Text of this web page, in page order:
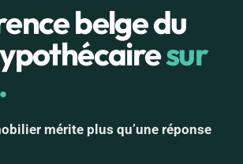
belge du
sur
mérite plus qu’une réponse